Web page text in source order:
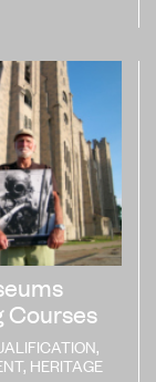
Courses
,
, HERITAGE